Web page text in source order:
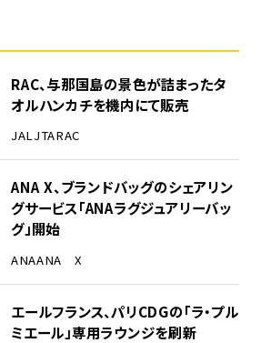
RAC、与那国島の景色が詰まったタ
オルハンカチを機内にて販売
JALJTARAC
ANA X、ブランドバッグのシェアリン
グサービス「ANAラグジュアリーバッ
グ」開始
ANAANA X
エールフランス、パリCDGの「ラ・プル
ミエール」専用ラウンジを刷新